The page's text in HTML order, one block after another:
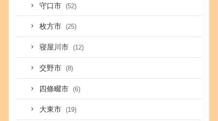
守口市 (52)
枚方市 (25)
寝屋川市 (12)
交野市 (8)
四條畷市 (6)
大東市 (19)